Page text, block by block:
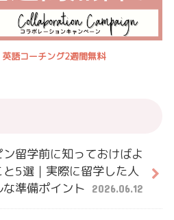
語コーチング2週間無料
ン留学前に知っておけばよ
と5選｜実際に留学した人
準備ポイント
2026.06.12